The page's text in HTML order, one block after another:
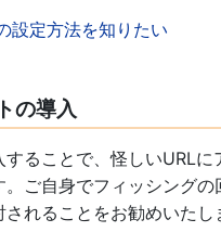
設定方法を知りたい
の導入
ることで、怪しいURL
ご自身でフィッシング
れることをお勧めいたし